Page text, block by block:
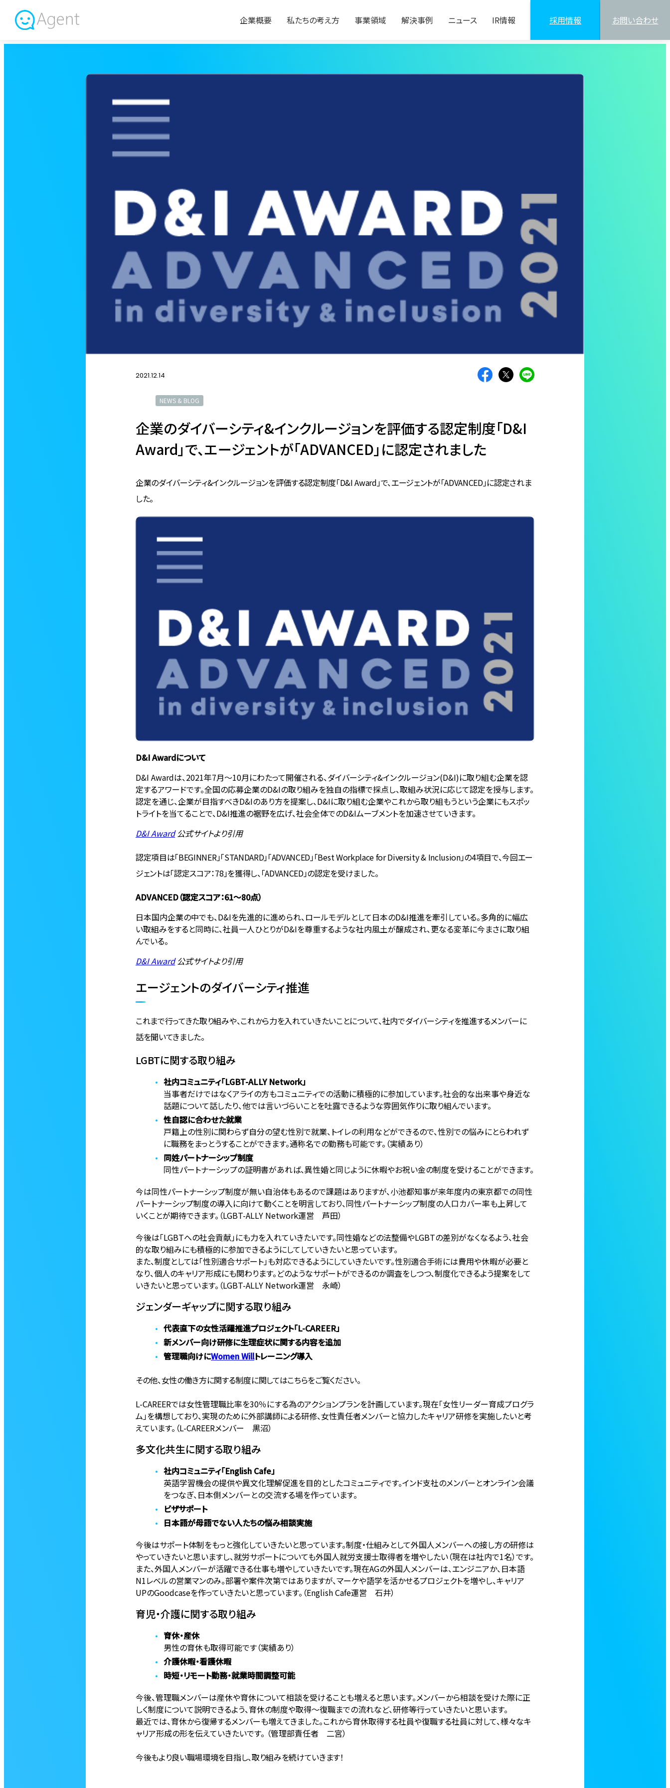
企業概要 私たちの考え方 事業領域 解決事例 ニュース IR情報 採用情報 お問い合わせ
2021.12.14
NEWS & BLOG
企業のダイバーシティ&インクルージョンを評価する認定制度「D&I
Award」で、エージェントが「ADVANCED」に認定されました
企業のダイバーシティ&インクルージョンを評価する認定制度「D&I Award」で、エージェントが「ADVANCED」に認定されま
した。
D&I Awardについて
D&I Awardは、2021年7月〜10月にわたって開催される、ダイバーシティ&インクルージョン(D&I)に取り組む企業を認
定するアワードです。全国の応募企業のD&Iの取り組みを独自の指標で採点し、取組み状況に応じて認定を授与します。
認定を通じ、企業が目指すべきD&Iのあり方を提案し、D&Iに取り組む企業やこれから取り組もうという企業にもスポッ
トライトを当てることで、D&I推進の裾野を広げ、社会全体でのD&Iムーブメントを加速させていきます。
D&I Award公式サイトより引用
認定項目は「BEGINNER」「STANDARD」「ADVANCED」「Best Workplace for Diversity & Inclusion」の4項目で、今回エー
ジェントは「認定スコア：78」を獲得し、「ADVANCED」の認定を受けました。
ADVANCED（認定スコア：61〜80点）
日本国内企業の中でも、D&Iを先進的に進められ、ロールモデルとして日本のD&I推進を牽引している。多角的に幅広
い取組みをすると同時に、社員一人ひとりがD&Iを尊重するような社内風土が醸成され、更なる変革に今まさに取り組
んでいる。
D&I Award公式サイトより引用
エージェントのダイバーシティ推進
これまで行ってきた取り組みや、これから力を入れていきたいことについて、社内でダイバーシティを推進するメンバーに
話を聞いてきました。
LGBTに関する取り組み
社内コミュニティ「LGBT-ALLY Network」
当事者だけではなくアライの方もコミュニティでの活動に積極的に参加しています。社会的な出来事や身近な
話題について話したり、他では言いづらいことを吐露できるような雰囲気作りに取り組んでいます。
性自認に合わせた就業
戸籍上の性別に関わらず自分の望む性別で就業、トイレの利用などができるので、性別での悩みにとらわれず
に職務をまっとうすることができます。通称名での勤務も可能です。（実績あり）
同姓パートナーシップ制度
同性パートナーシップの証明書があれば、異性婚と同じように休暇やお祝い金の制度を受けることができます。
今は同性パートナーシップ制度が無い自治体もあるので課題はありますが、小池都知事が来年度内の東京都での同性
パートナーシップ制度の導入に向けて動くことを明言しており、同性パートナーシップ制度の人口カバー率も上昇して
いくことが期待できます。（LGBT-ALLY Network運営 芦田）
今後は「LGBTへの社会貢献」にも力を入れていきたいです。同性婚などの法整備やLGBTの差別がなくなるよう、社会
的な取り組みにも積極的に参加できるようにしてしていきたいと思っています。
また、制度としては「性別適合サポート」も対応できるようにしていきたいです。性別適合手術には費用や休暇が必要と
なり、個人のキャリア形成にも関わります。どのようなサポートができるのか調査をしつつ、制度化できるよう提案をして
いきたいと思っています。（LGBT-ALLY Network運営 永崎）
ジェンダーギャップに関する取り組み
代表直下の女性活躍推進プロジェクト「L-CAREER」
新メンバー向け研修に生理症状に関する内容を追加
管理職向けにWomen Willトレーニング導入
その他、女性の働き方に関する制度に関してはこちらをご覧ください。
L-CAREERでは女性管理職比率を30％にする為のアクションプランを計画しています。現在「女性リーダー育成プログラ
ム」を構想しており、実現のために外部講師による研修、女性責任者メンバーと協力したキャリア研修を実施したいと考
えています。（L-CAREERメンバー 黒沼）
多文化共生に関する取り組み
社内コミュニティ「English Cafe」
英語学習機会の提供や異文化理解促進を目的としたコミュニティです。インド支社のメンバーとオンライン会議
をつなぎ、日本側メンバーとの交流する場を作っています。
ビザサポート
日本語が母語でない人たちの悩み相談実施
今後はサポート体制をもっと強化していきたいと思っています。制度・仕組みとして外国人メンバーへの接し方の研修は
やっていきたいと思いますし、就労サポートについても外国人就労支援士取得者を増やしたい（現在は社内で1名）です。
また、外国人メンバーが活躍できる仕事も増やしていきたいです。現在AGの外国人メンバーは、エンジニアか、日本語
N1レベルの営業マンのみ。部署や案件次第ではありますが、マーケや語学を活かせるプロジェクトを増やし、キャリア
UPのGoodcaseを作っていきたいと思っています。（English Cafe運営 石井）
育児・介護に関する取り組み
育休・産休
男性の育休も取得可能です（実績あり）
介護休暇・看護休暇
時短・リモート勤務・就業時間調整可能
今後、管理職メンバーは産休や育休について相談を受けることも増えると思います。メンバーから相談を受けた際に正
しく制度について説明できるよう、育休の制度や取得～復職までの流れなど、研修等行っていきたいと思います。
最近では、育休から復帰するメンバーも増えてきました。これから育休取得する社員や復職する社員に対して、様々なキ
ャリア形成の形を伝えていきたいです。 （管理部責任者 二宮）
今後もより良い職場環境を目指し、取り組みを続けていきます！